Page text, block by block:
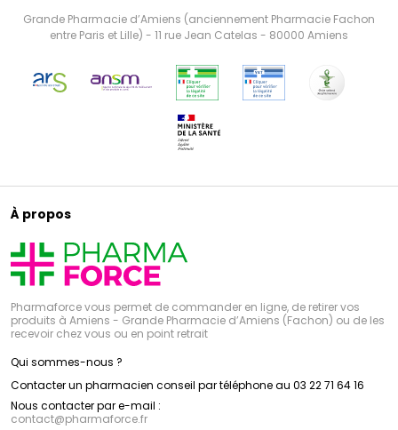
Grande Pharmacie d’Amiens (anciennement Pharmacie Fachon
entre Paris et Lille) - 11 rue Jean Catelas - 80000 Amiens
À propos
Pharmaforce vous permet de commander en ligne, de retirer vos
produits à Amiens - Grande Pharmacie d’Amiens (Fachon) ou de les
recevoir chez vous ou en point retrait
Qui sommes-nous ?
Contacter un pharmacien conseil par téléphone au 03 22 71 64 16
Nous contacter par e-mail :
contact@pharmaforce.fr